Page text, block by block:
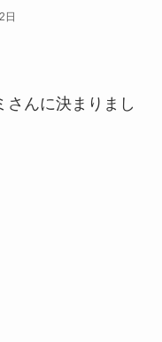
日
さんに決まりまし